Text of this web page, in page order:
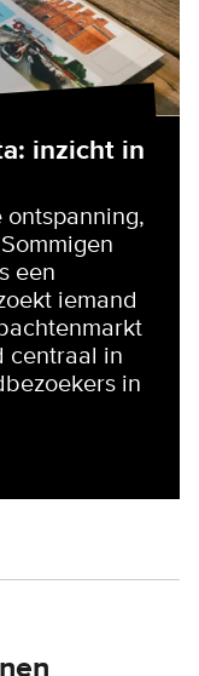
inzicht in
een
iemand
centraal in
in